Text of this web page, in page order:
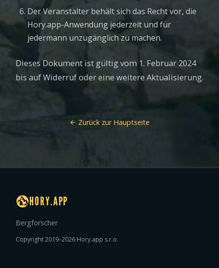
Der Veranstalter behält sich das Recht vor, die
Hory.app-Anwendung jederzeit und für
jedermann unzugänglich zu machen.
Dieses Dokument ist gültig vom 1. Februar 2024
bis auf Widerruf oder eine weitere Aktualisierung.
Zurück zur Hauptseite
HORY.APP
Bergforscher
Copyright 2019–2026 Hory.app s.r.o.